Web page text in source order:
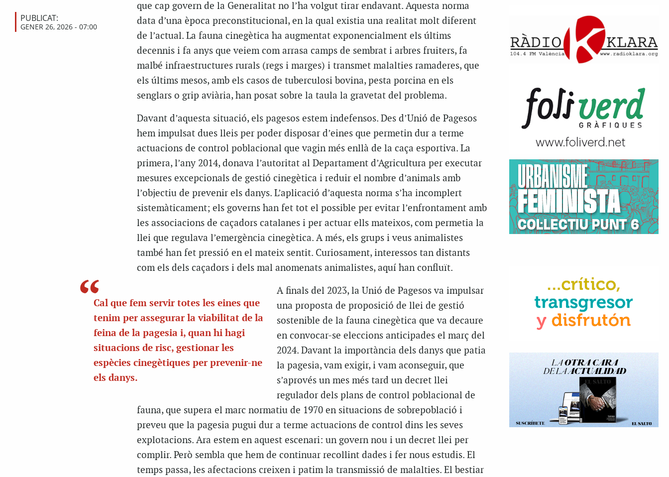
PUBLICAT:
GENER 26, 2026 - 07:00
que cap govern de la Generalitat no l’ha volgut tirar endavant. Aquesta norma
data d’una època preconstitucional, en la qual existia una realitat molt diferent
de l’actual. La fauna cinegètica ha augmentat exponencialment els últims
decennis i fa anys que veiem com arrasa camps de sembrat i arbres fruiters, fa
malbé infraestructures rurals (regs i marges) i transmet malalties ramaderes, que
els últims mesos, amb els casos de tuberculosi bovina, pesta porcina en els
senglars o grip aviària, han posat sobre la taula la gravetat del problema.
Davant d’aquesta situació, els pagesos estem indefensos. Des d’Unió de Pagesos
hem impulsat dues lleis per poder disposar d’eines que permetin dur a terme
actuacions de control poblacional que vagin més enllà de la caça esportiva. La
primera, l’any 2014, donava l’autoritat al Departament d’Agricultura per executar
mesures excepcionals de gestió cinegètica i reduir el nombre d’animals amb
l’objectiu de prevenir els danys. L’aplicació d’aquesta norma s’ha incomplert
sistemàticament; els governs han fet tot el possible per evitar l’enfrontament amb
les associacions de caçadors catalanes i per actuar ells mateixos, com permetia la
llei que regulava l’emergència cinegètica. A més, els grups i veus animalistes
també han fet pressió en el mateix sentit. Curiosament, interessos tan distants
com els dels caçadors i dels mal anomenats animalistes, aquí han confluït.
Cal que fem servir totes les eines que
tenim per assegurar la viabilitat de la
feina de la pagesia i, quan hi hagi
situacions de risc, gestionar les
espècies cinegètiques per prevenir-ne
els danys.
A finals del 2023, la Unió de Pagesos va impulsar
una proposta de proposició de llei de gestió
sostenible de la fauna cinegètica que va decaure
en convocar-se eleccions anticipades el març del
2024. Davant la importància dels danys que patia
la pagesia, vam exigir, i vam aconseguir, que
s’aprovés un mes més tard un decret llei
regulador dels plans de control poblacional de
fauna, que supera el marc normatiu de 1970 en situacions de sobrepoblació i
preveu que la pagesia pugui dur a terme actuacions de control dins les seves
explotacions. Ara estem en aquest escenari: un govern nou i un decret llei per
complir. Però sembla que hem de continuar recollint dades i fer nous estudis. El
temps passa, les afectacions creixen i patim la transmissió de malalties. El bestiar